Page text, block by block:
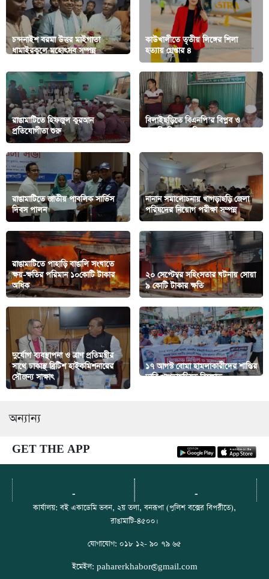
চন্দনাইশ বরমা উত্তর মাইগাতা
ধামাইরকুলে মহোৎসব সম্পন্ন
কাউখালীতে তৃতীয় লিঙ্গের শিলা
হত্যায় গ্রেপ্তার ৪
রাঙামাটিতে হিফজুল কুরআন
প্রতিযোগীতা শুরু
বিলাইছড়িতে বিএনপি’র বিপ্লব ও
সংহতি দিবস পালিত
রাঙামাটিতে জাতীয় পাবলিক সার্ভিস
দিবস পালন
নানান সমালোচনায় খাগড়াছড়ি জেলা
পরিষদের নিয়োগ পরীক্ষা সম্পন্ন
রাঙামাটিতে পাহাড়ি বাঙালি সংঘাতে
ক্ষয়-ক্ষতির পরিমান ১০কোটি টাকার
অধিক
২০ সেপ্টেম্বর সহিংসতার ঘটনায় সোয়া
৯ কোটি টাকার ক্ষতি
দুর্যোগ ব্যবস্থাপনা ও ত্রাণ প্রতিমন্ত্রীর
সাথে ঢাকাস্থ ব্রিটিশ হাইকমিশনারের
সৌজন্য সাক্ষাৎ
১৭ আগস্ট বোমা হামলাকারীদের শাস্তির
দাবি খাগড়াছড়িতে বিক্ষোভ
অন্যান্য
GET THE APP
- -
কার্যালয়: বই একাডেমি ভবন, ২য় তলা, বনরূপা (পুলিশ বক্সের বিপরীতে),
রাঙামাটি-৪৫০০।
যোগাযোগ: ০১৮ ১২- ৯০ ৭৯ ৬৫
ইমেইল: paharerkhabor@gmail.com